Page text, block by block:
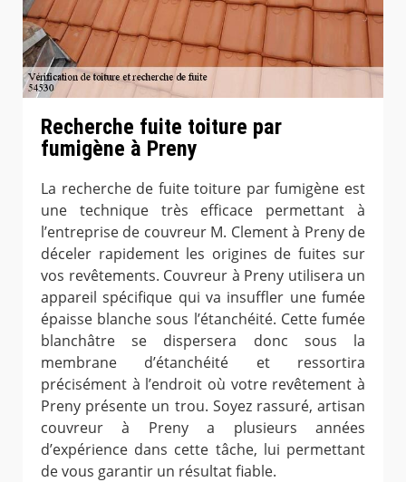
Recherche fuite toiture par
fumigène à Preny
La recherche de fuite toiture par fumigène est
une technique très efficace permettant à
l’entreprise de couvreur M. Clement à Preny de
déceler rapidement les origines de fuites sur
vos revêtements. Couvreur à Preny utilisera un
appareil spécifique qui va insuffler une fumée
épaisse blanche sous l’étanchéité. Cette fumée
blanchâtre se dispersera donc sous la
membrane d’étanchéité et ressortira
précisément à l’endroit où votre revêtement à
Preny présente un trou. Soyez rassuré, artisan
couvreur à Preny a plusieurs années
d’expérience dans cette tâche, lui permettant
de vous garantir un résultat fiable.